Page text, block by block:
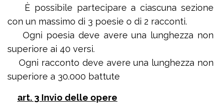
È possibile partecipare a ciascuna sezione
con un massimo di 3 poesie o di 2 racconti.
Ogni poesia deve avere una lunghezza non
superiore ai 40 versi.
Ogni racconto deve avere una lunghezza non
superiore a 30.000 battute
art. 3 Invio delle opere